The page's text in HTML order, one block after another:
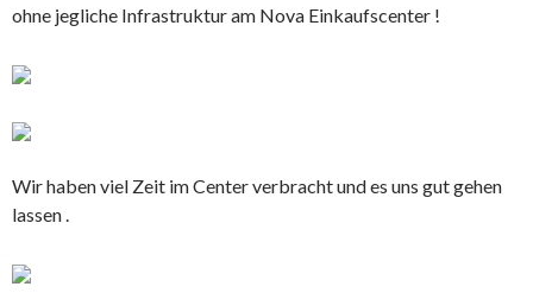
ohne jegliche Infrastruktur am Nova Einkaufscenter !
Wir haben viel Zeit im Center verbracht und es uns gut gehen
lassen .